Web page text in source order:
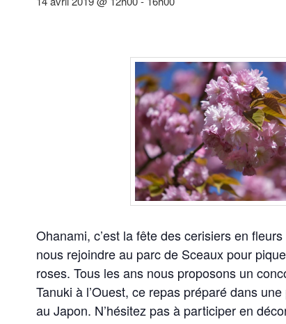
Ohanami, c’est la fête des cerisiers en
nous rejoindre au parc de Sceaux pour
roses. Tous les ans nous proposons un
Tanuki à l’Ouest, ce repas préparé dans
au Japon. N’hésitez pas à participer en